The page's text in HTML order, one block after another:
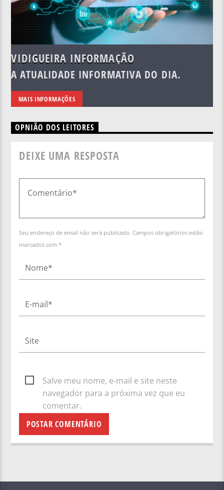
VIDIGUEIRA INFORMAÇÃO
A ATUALIDADE INFORMATIVA DO DIA.
MAIS INFORMAÇÕES
OPNIÃO DOS LEITORES
DEIXE UMA RESPOSTA
Seu endereço de email não será publicado. Campos obrigatórios estão
marcados com *
Salve meu nome, e-mail e site neste
navegador para a próxima vez que eu
comentar.